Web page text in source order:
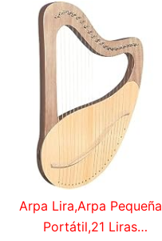
Arpa Lira,Arpa Pequeña
Portátil,21 Liras